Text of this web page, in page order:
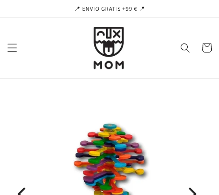
📍 ENVIO GRATIS +99 € 📍
Carrito